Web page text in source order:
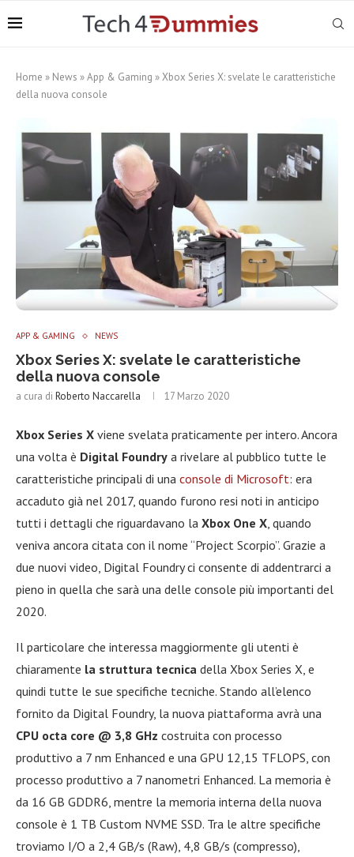
Home » News »App & Gaming »Xbox Series X: svelate le caratteristiche
della nuova console
APP & GAMING NEWS
Xbox Series X: svelate le caratteristiche
della nuova console
a cura di Roberto Naccarella 17 Marzo 2020
Xbox Series X viene svelata praticamente per intero. Ancora
una volta è Digital Foundry a rivelare al pubblico tutte le
caratteristiche principali di una console di Microsoft: era
accaduto già nel 2017, quando furono resi noti in anticipo
tutti i dettagli che riguardavano la Xbox One X, quando
veniva ancora citata con il nome “Project Scorpio”. Grazie a
due nuovi video, Digital Foundry ci consente di addentrarci a
pieno in quella che sarà una delle console più importanti del
2020.
Il particolare che interessa maggiormente gli utenti è
chiaramente la struttura tecnica della Xbox Series X, e
quindi tutte le sue specifiche tecniche. Stando all’elenco
fornito da Digital Foundry, la nuova piattaforma avrà una
CPU octa core @ 3,8 GHz costruita con processo
produttivo a 7 nm Enhanced e una GPU 12,15 TFLOPS, con
processo produttivo a 7 nanometri Enhanced. La memoria è
da 16 GB GDDR6, mentre la memoria interna della nuova
console è 1 TB Custom NVME SSD. Tra le altre specifiche
troviamo I/O a 2,4 GB/s (Raw), 4,8 GB/s (compresso),